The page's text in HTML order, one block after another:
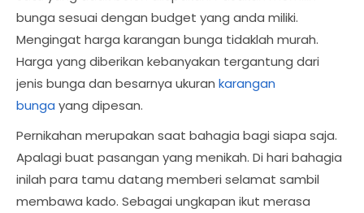
bunga sesuai dengan budget yang anda miliki.
Mengingat harga karangan bunga tidaklah murah.
Harga yang diberikan kebanyakan tergantung dari
jenis bunga dan besarnya ukuran karangan
bunga yang dipesan.
Pernikahan merupakan saat bahagia bagi siapa saja.
Apalagi buat pasangan yang menikah. Di hari bahagia
inilah para tamu datang memberi selamat sambil
membawa kado. Sebagai ungkapan ikut merasa